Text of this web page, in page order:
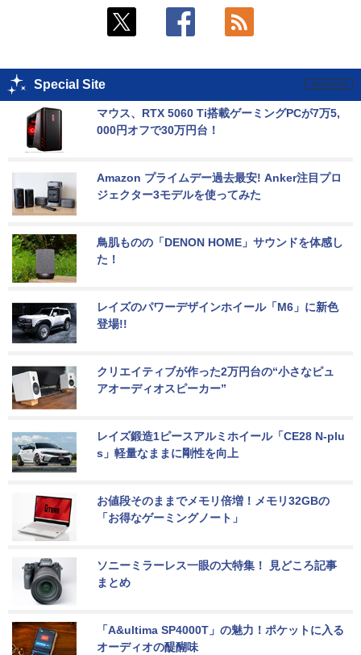
Special Site
マウス、RTX 5060 Ti搭載ゲーミングPCが7万5,
000円オフで30万円台！
Amazon プライムデー過去最安! Anker注目プロ
ジェクター3モデルを使ってみた
鳥肌ものの「DENON HOME」サウンドを体感し
た！
レイズのパワーデザインホイール「M6」に新色
登場!!
クリエイティブが作った2万円台の“小さなピュ
アオーディオスピーカー”
レイズ鍛造1ピースアルミホイール「CE28 N-plu
s」軽量なままに剛性を向上
お値段そのままでメモリ倍増！メモリ32GBの
「お得なゲーミングノート」
ソニーミラーレス一眼の大特集！ 見どころ記事
まとめ
「A&ultima SP4000T」の魅力！ポケットに入る
オーディオの醍醐味